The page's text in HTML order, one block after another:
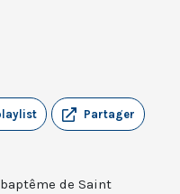
Partager
de Saint